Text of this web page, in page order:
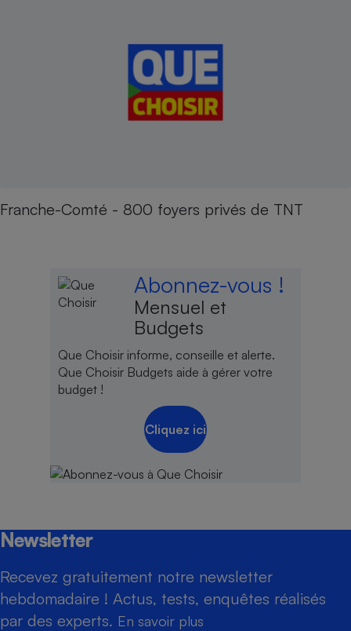
Franche-Comté - 800 foyers privés de TNT
Abonnez-vous !
Mensuel et
Budgets
Que Choisir informe, conseille et alerte.
Que Choisir Budgets aide à gérer votre
budget !
Cliquez ici
Newsletter
Recevez gratuitement notre newsletter
hebdomadaire ! Actus, tests, enquêtes réalisés
par des experts. En savoir plus